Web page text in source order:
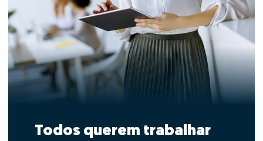
Todos querem trabalhar